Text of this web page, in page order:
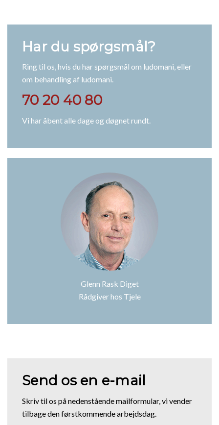
Har du spørgsmål?
Ring til os, hvis du har spørgsmål om ludomani, eller
om behandling af ludomani.
70 20 40 80
Vi har åbent alle dage og døgnet rundt.
Glenn Rask Diget
Rådgiver hos Tjele
Send os en e-mail
Skriv til os på nedenstående mailformular, vi vender
tilbage den førstkommende arbejdsdag.